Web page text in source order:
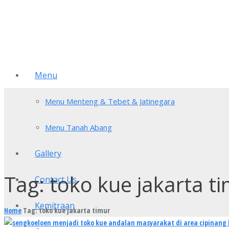
Menu
Menu Menteng & Tebet & Jatinegara
Menu Tanah Abang
Gallery
Contact Us
Kemitraan
Tag:toko kue jakarta
Home Tag: toko kue jakarta timur